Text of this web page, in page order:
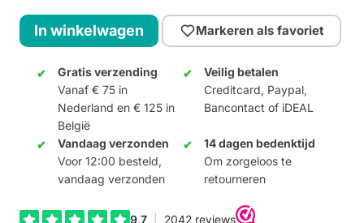
Psycho
Elephant
Antropofágico
Tropical
aantal
In winkelwagen Markeren als favoriet
Gratis verzending
Vanaf € 75 in
Nederland en € 125 in
België
Veilig betalen
Creditcard, Paypal,
Bancontact of iDEAL
Vandaag verzonden
Voor 12:00 besteld,
vandaag verzonden
14 dagen bedenktijd
Om zorgeloos te
retourneren